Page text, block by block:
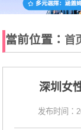
當前位置： 首
深圳女
发布时间：